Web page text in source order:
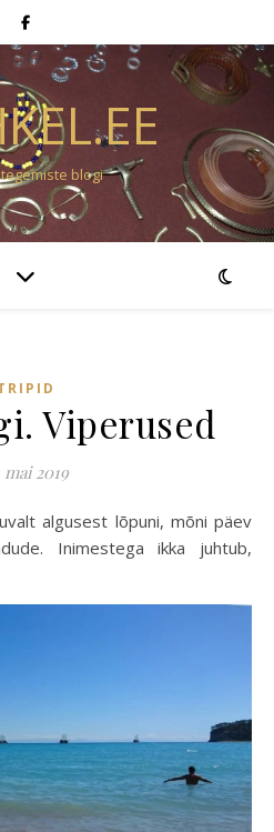
blogi
Viperused
mai 2019
Inimestega ikka juhtub,